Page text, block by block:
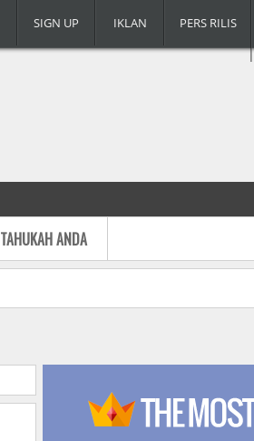
PERS RILIS
IKLAN
SIGN UP
TAHUKAH ANDA